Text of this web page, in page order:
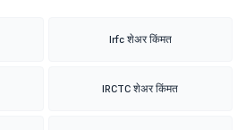
Irfc शेअर किंमत
IRCTC शेअर किंमत